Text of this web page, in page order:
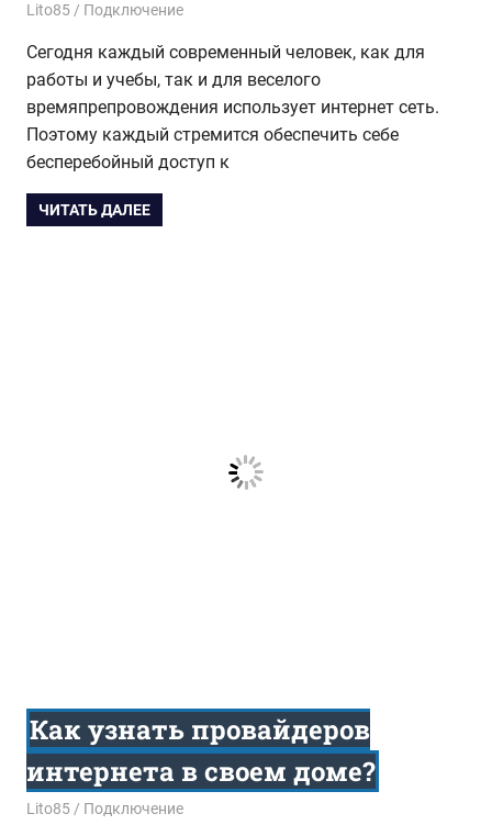
14.10.2015
Lito85 Подключение
Сегодня каждый современный человек, как для
работы и учебы, так и для веселого
времяпрепровождения использует интернет сеть.
Поэтому каждый стремится обеспечить себе
бесперебойный доступ к
ЧИТАТЬ ДАЛЕЕ
Как узнать провайдеров
интернета в своем доме?
07.07.2015
Lito85 Подключение